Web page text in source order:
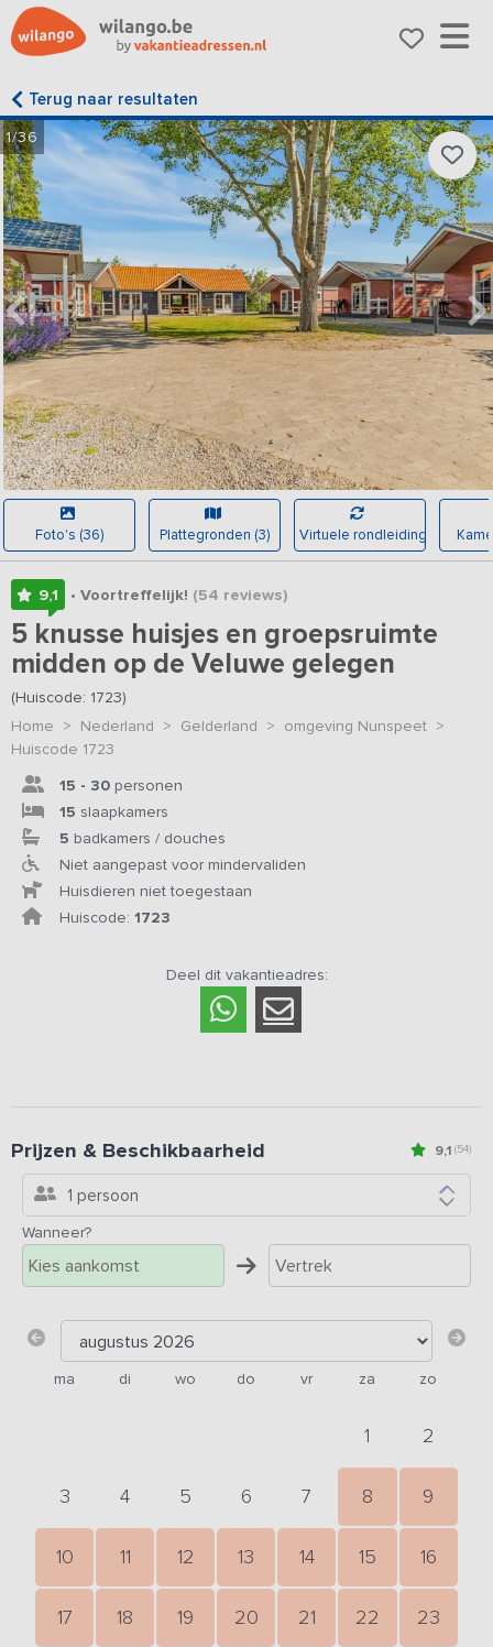
Terug naar resultaten
1/36
Foto's (36) Plattegronden (3) Virtuele rondleiding
9,1 • Voortreffelijk! (54 reviews)
5 knusse huisjes en groepsruimte
midden op de Veluwe gelegen
(Huiscode: 1723)
Home > Nederland > Gelderland > omgeving Nunspeet >
Huiscode 1723
15 - 30 personen
15 slaapkamers
5 badkamers / douches
Niet aangepast voor mindervaliden
Huisdieren niet toegestaan
Huiscode: 1723
Deel dit vakantieadres:
9,1 (54)
Prijzen & Beschikbaarheid
1 persoon
Wanneer?
ma di wo do vr za zo
1 2
3 4 5 6 7 8 9
10 11 12 13 14 15 16
17 18 19 20 21 22 23